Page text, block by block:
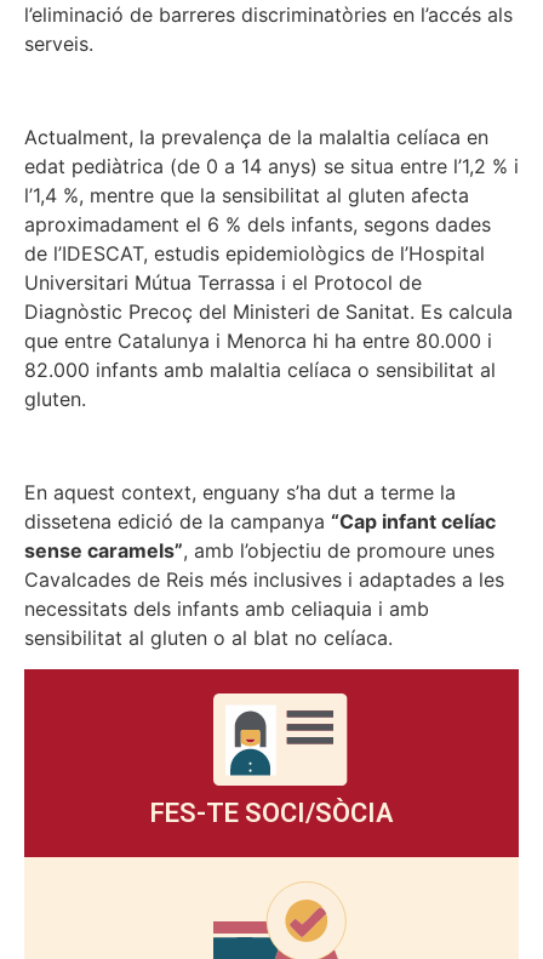
l’eliminació de barreres discriminatòries en l’accés als
serveis.
Actualment, la prevalença de la malaltia celíaca en
edat pediàtrica (de 0 a 14 anys) se situa entre l’1,2 % i
l’1,4 %, mentre que la sensibilitat al gluten afecta
aproximadament el 6 % dels infants, segons dades
de l’IDESCAT, estudis epidemiològics de l’Hospital
Universitari Mútua Terrassa i el Protocol de
Diagnòstic Precoç del Ministeri de Sanitat. Es calcula
que entre Catalunya i Menorca hi ha entre 80.000 i
82.000 infants amb malaltia celíaca o sensibilitat al
gluten.
En aquest context, enguany s’ha dut a terme la
dissetena edició de la campanya “Cap infant celíac
sense caramels”, amb l’objectiu de promoure unes
Cavalcades de Reis més inclusives i adaptades a les
necessitats dels infants amb celiaquia i amb
sensibilitat al gluten o al blat no celíaca.
FES-TE SOCI/SÒCIA